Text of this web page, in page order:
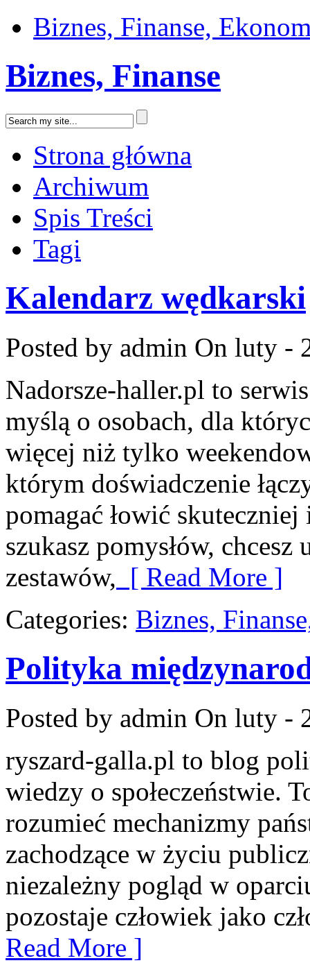
Biznes, Finanse,
Biznes, Finanse
Strona główna
Archiwum
Spis Treści
Tagi
Kalendarz wędkarski
Posted by admin On luty -
Nadorsze-haller.pl to
myślą o osobach, dla
więcej niż tylko
którym doświadczenie
pomagać łowić
szukasz pomysłów,
zestawów, [ Read More ]
Categories: Biznes,
Polityka
Posted by admin On luty -
ryszard-galla.pl to blog
wiedzy o społeczeństwie.
rozumieć mechanizmy
zachodzące w życiu
niezależny pogląd w
pozostaje człowiek jako
Read More ]